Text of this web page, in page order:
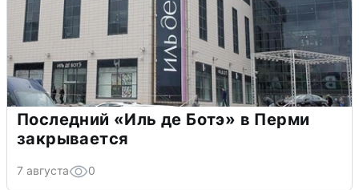
Последний «Иль де Ботэ» в Перми
закрывается
7 августа 0